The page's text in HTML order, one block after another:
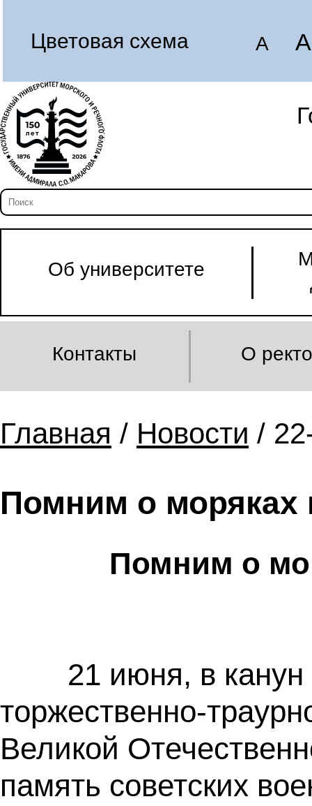
Цветовая схема A A
Об университете
Контакты О
Главная / Новости /
Помним о моряках
Помним о
21 июня, в канун
торжественно-
Великой
память советских